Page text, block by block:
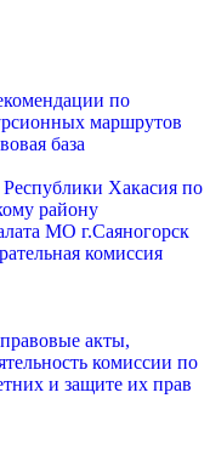
по
маршрутов
база
Хакасия по
району
МО г.Саяногорск
комиссия
акты,
комиссии по
и защите их прав